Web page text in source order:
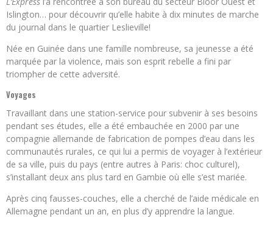
Islington… pour découvrir qu’elle habite à dix minutes de marche
du journal dans le quartier Leslieville!
Née en Guinée dans une famille nombreuse, sa jeunesse a été
marquée par la violence, mais son esprit rebelle a fini par
triompher de cette adversité.
Voyages
Travaillant dans une station-service pour subvenir à ses besoins
pendant ses études, elle a été embauchée en 2000 par une
compagnie allemande de fabrication de pompes d’eau dans les
communautés rurales, ce qui lui a permis de voyager à l’extérieur
de sa ville, puis du pays (entre autres à Paris: choc culturel),
s’installant deux ans plus tard en Gambie où elle s’est mariée.
Après cinq fausses-couches, elle a cherché de l’aide médicale en
Allemagne pendant un an, en plus d’y apprendre la langue.